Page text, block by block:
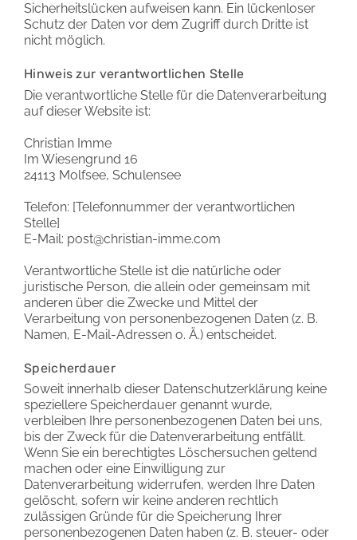
Sicherheitslücken aufweisen kann. Ein lückenloser
Schutz der Daten vor dem Zugriff durch Dritte ist
nicht möglich.
Hinweis zur verantwortlichen Stelle
Die verantwortliche Stelle für die Datenverarbeitung
auf dieser Website ist:
Christian Imme
Im Wiesengrund 16
24113 Molfsee, Schulensee
Telefon: [Telefonnummer der verantwortlichen
Stelle]
E-Mail: post@christian-imme.com
Verantwortliche Stelle ist die natürliche oder
juristische Person, die allein oder gemeinsam mit
anderen über die Zwecke und Mittel der
Verarbeitung von personenbezogenen Daten (z. B.
Namen, E-Mail-Adressen o. Ä.) entscheidet.
Speicherdauer
Soweit innerhalb dieser Datenschutzerklärung keine
speziellere Speicherdauer genannt wurde,
verbleiben Ihre personenbezogenen Daten bei uns,
bis der Zweck für die Datenverarbeitung entfällt.
Wenn Sie ein berechtigtes Löschersuchen geltend
machen oder eine Einwilligung zur
Datenverarbeitung widerrufen, werden Ihre Daten
gelöscht, sofern wir keine anderen rechtlich
zulässigen Gründe für die Speicherung Ihrer
personenbezogenen Daten haben (z. B. steuer- oder